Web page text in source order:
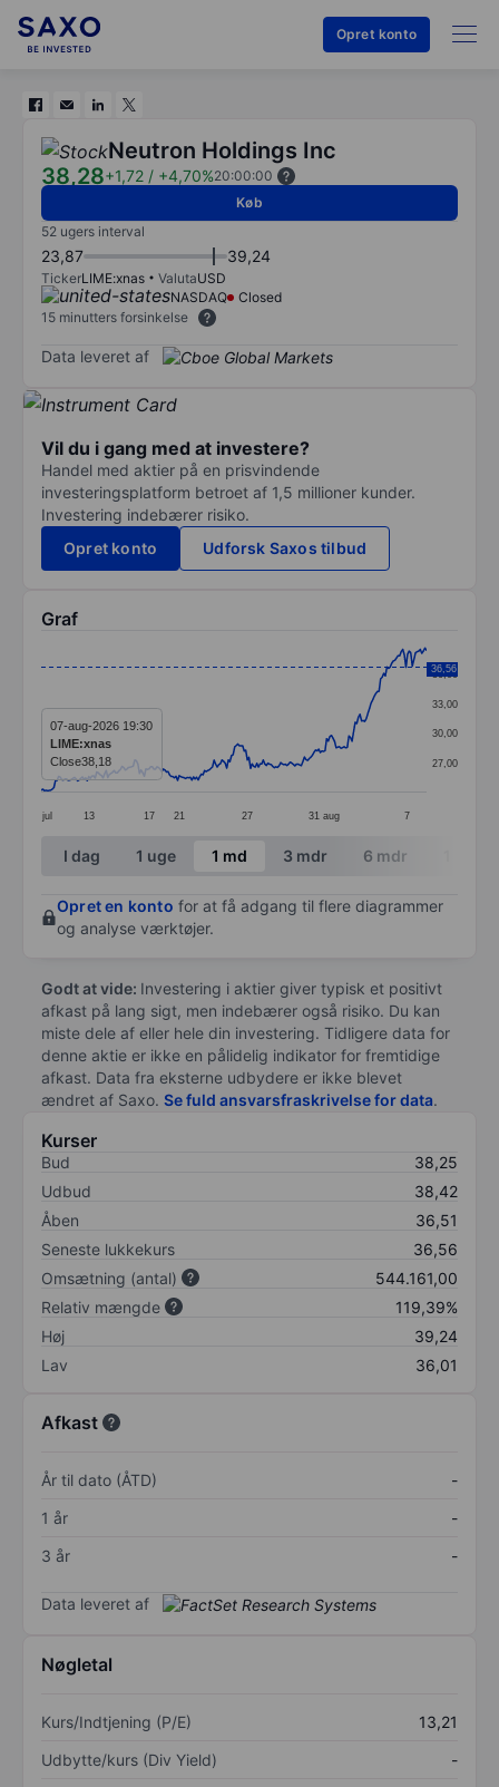
Opret konto
Neutron Holdings Inc
38,28+1,72 / +4,70%20:00:00
Køb
52 ugers interval
23,87 39,24
TickerLIME:xnas ValutaUSD
NASDAQ
Closed
15 minutters forsinkelse
Data leveret af
Vil du i gang med at investere?
Handel med aktier på en prisvindende
investeringsplatform betroet af 1,5 millioner kunder.
Investering indebærer risiko.
Opret konto
Udforsk Saxos tilbud
Graf
The chart has 1 X axis displaying categories.
The chart has 1 Y axis displaying values. Data
jul 13 17 21 27 31 aug 7
27,00
30,00
33,00
36,00
36,56
07-aug-2026 19:30
LIME:xnas
Close38,18
End of interactive chart.
I dag 1 uge 1 md 3 mdr 6 mdr
Opret en konto for at få adgang til flere diagrammer
og analyse værktøjer.
Godt at vide: Investering i aktier giver typisk et positivt
afkast på lang sigt, men indebærer også risiko. Du kan
miste dele af eller hele din investering. Tidligere data for
denne aktie er ikke en pålidelig indikator for fremtidige
afkast. Data fra eksterne udbydere er ikke blevet
ændret af Saxo. Se fuld ansvarsfraskrivelse for data.
Kurser
Bud
38,25
Udbud
38,42
Åben
36,51
Seneste lukkekurs
36,56
Omsætning (antal)
544.161,00
Relativ mængde
119,39%
Høj
39,24
Lav
36,01
Afkast
År til dato (ÅTD)
-
1 år
-
3 år
-
Data leveret af
Nøgletal
Kurs/Indtjening (P/E)
13,21
Udbytte/kurs (Div Yield)
-